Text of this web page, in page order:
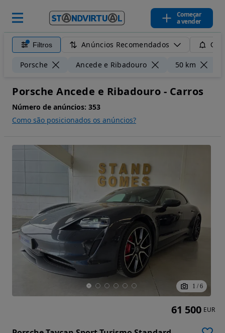
Começar
a vender
Filtros Anúncios Recomendados
Porsche Ancede e Ribadouro 50 km
Porsche Ancede e Ribadouro - Carros
Número de anúncios: 353
Como são posicionados os anúncios?
1 / 6
61 500 EUR